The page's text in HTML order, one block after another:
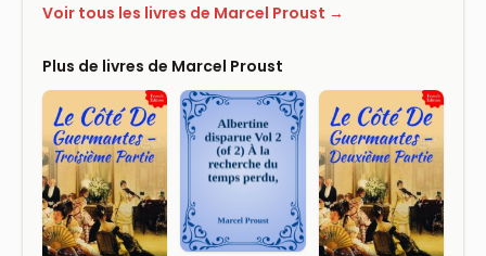
Voir tous les livres de Marcel Proust →
Plus de livres de Marcel Proust